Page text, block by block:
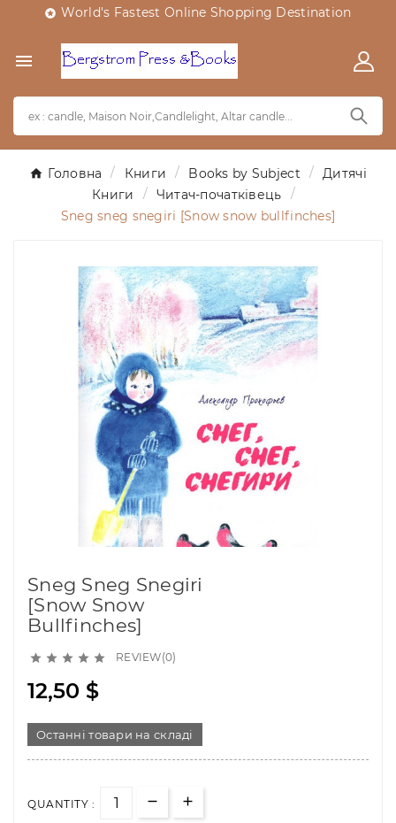
 World's Fastest Online Shopping Destination

Головна Книги Books by Subject
Дитячі
Книги
Читач-початківець
Sneg sneg snegiri [Snow snow bullfinches]
Sneg Sneg Snegiri
[Snow Snow
Bullfinches]
     REVIEW(0)
12,50 $
Останні товари на складі
QUANTITY :